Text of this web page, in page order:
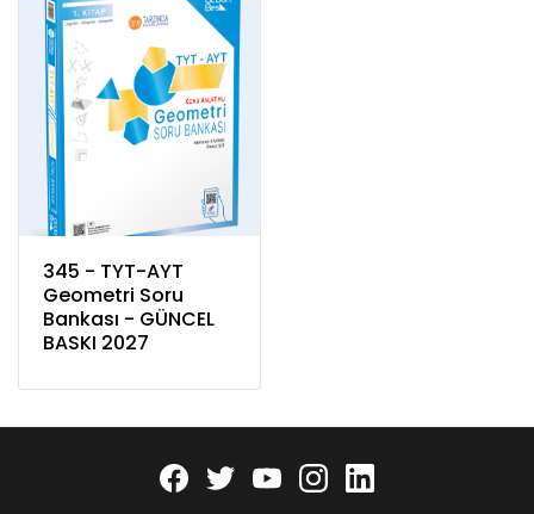
345 - TYT-AYT
Geometri Soru
Bankası - GÜNCEL
BASKI 2027
Facebook
twitteryoutubeinstagram